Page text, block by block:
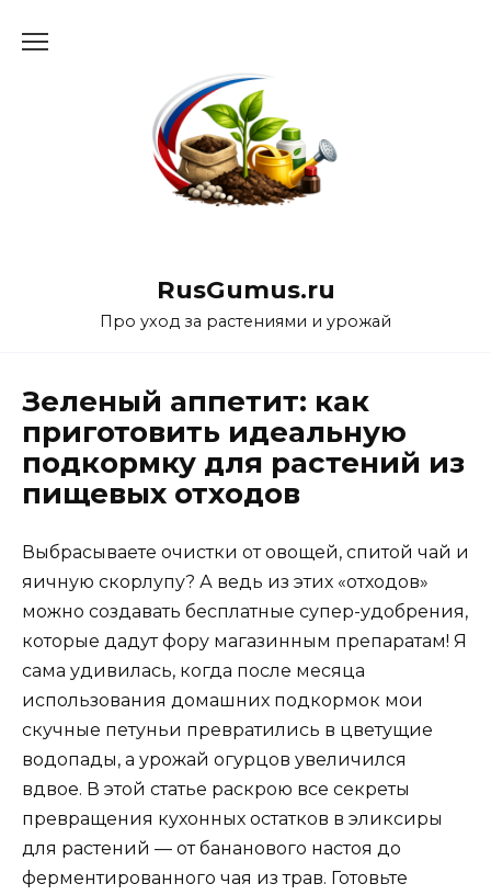
RusGumus.ru
Про уход за растениями и урожай
Зеленый аппетит: как
приготовить идеальную
подкормку для растений из
пищевых отходов
Выбрасываете очистки от овощей, спитой чай и
яичную скорлупу? А ведь из этих «отходов»
можно создавать бесплатные супер-удобрения,
которые дадут фору магазинным препаратам! Я
сама удивилась, когда после месяца
использования домашних подкормок мои
скучные петуньи превратились в цветущие
водопады, а урожай огурцов увеличился
вдвое. В этой статье раскрою все секреты
превращения кухонных остатков в эликсиры
для растений — от бананового настоя до
ферментированного чая из трав. Готовьте